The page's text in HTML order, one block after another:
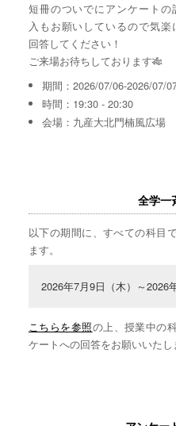
短冊のついでにアンケートの
入もお願いしているので気楽
回答してください！
ご来場お待ちしております🎋
期間：2026/07/06-2026/07/
時間：19:30 - 20:30
会場：九産大北門楠風広場
全学一
以下の期間に、すべての科目
ます。
2026年7月9日（木）～2026
こちらを参照の上、授業中の
ケートへの回答をお願いいたし